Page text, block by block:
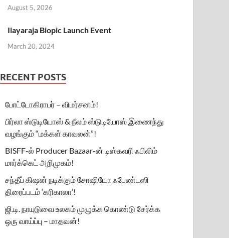
August 5, 2026
Ilayaraja Biopic Launch Event
March 20, 2024
RECENT POSTS
போட்டோகிராபர் – விமர்சனம்!
பிர்லா ஸ்டுடியோஸ் & நீலம் ஸ்டுடியோஸ் இணைந்து
வழங்கும் “மக்கள் காவலன்”!
BISFF-ல் Producer Bazaar-ன் டிஸ்கவரி ஃபிலிம்
மார்க்கெட் அறிமுகம்!
சந்தீப் கிஷன் நடிக்கும் சோஷியோ ஃபேண்டஸி
திரைப்படம் ‘கரிகாலா’!
ஜி.டி. நாயுடுவை உலகம் முழுக்க கொண்டு சேர்க்க
ஒரு வாய்ப்பு – மாதவன்!